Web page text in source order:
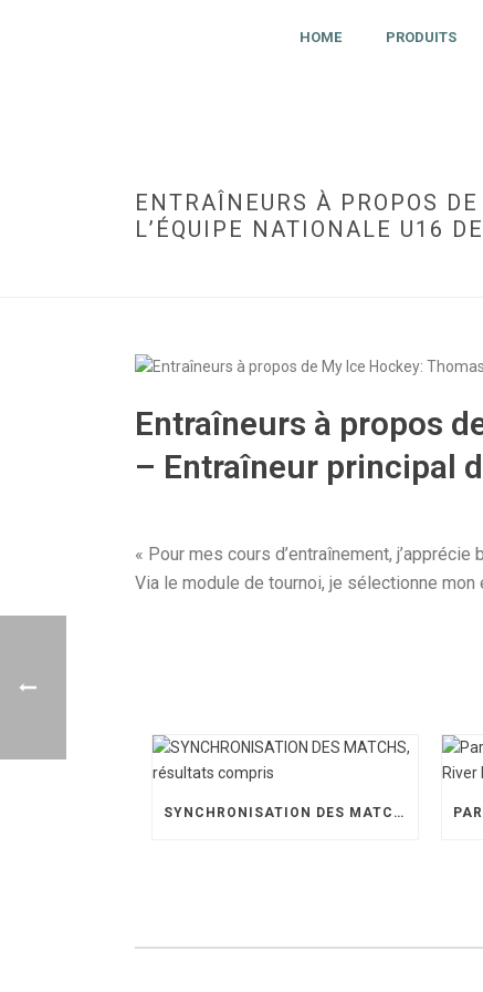
HOME PRODUITS
ENTRAÎNEURS À PROPOS
L’ÉQUIPE NATIONALE U16
Entraîneurs à propos
– Entraîneur principal
« Pour mes cours d’entraînement,
Via le module de tournoi, je sélectionne
SYNCHRONISATION DES MATCHS, RÉSULTATS COMPRIS